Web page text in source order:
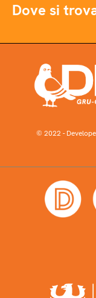
Dove si
© 2022 -